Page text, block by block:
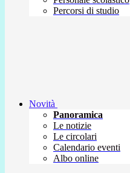
Percorsi di studio
Novità
Panoramica
Le notizie
Le circolari
Calendario eventi
Albo online